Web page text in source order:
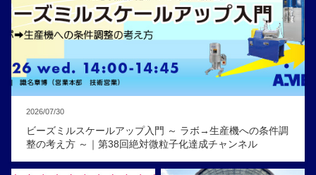
2026/07/30
ビーズミルスケールアップ入門 ～ ラボ→生産機への条件調
整の考え方 ～｜第38回絶対微粒子化達成チャンネル